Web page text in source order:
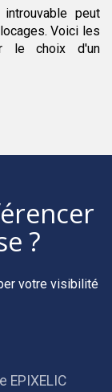
peut
Voici les
le choix d'un
?
votre visibilité
EPIXELIC